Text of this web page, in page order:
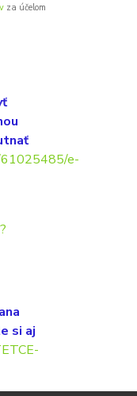
za účelom
e-
si aj